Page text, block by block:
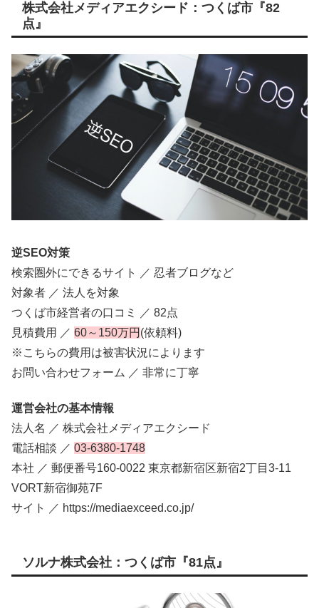
株式会社メディアエクシード：つくば市『82
点』
逆SEO対策
検索圏外にできるサイト ／ 忍者ブログなど
対象者 ／ 法人を対象
つくば市経営者の口コミ ／ 82点
見積費用 ／ 60～150万円 (依頼料)
※こちらの費用は被害状況によります
お問い合わせフォーム ／ 非常に丁寧
運営会社の基本情報
法人名 ／ 株式会社メディアエクシード
電話相談 ／ 03-6380-1748
本社 ／ 郵便番号160-0022 東京都新宿区新宿2丁目3-11
VORT新宿御苑7F
サイト ／ https://mediaexceed.co.jp/
ソルナ株式会社：つくば市『81点』